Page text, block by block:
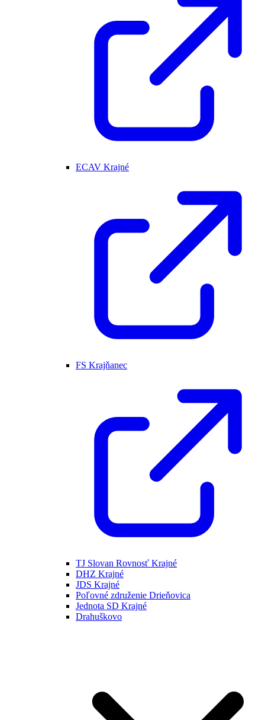
ECAV Krajné
FS Krajňanec
TJ Slovan Rovnosť Krajné
DHZ Krajné
JDS Krajné
Poľovné združenie Drieňovica
Jednota SD Krajné
Drahuškovo